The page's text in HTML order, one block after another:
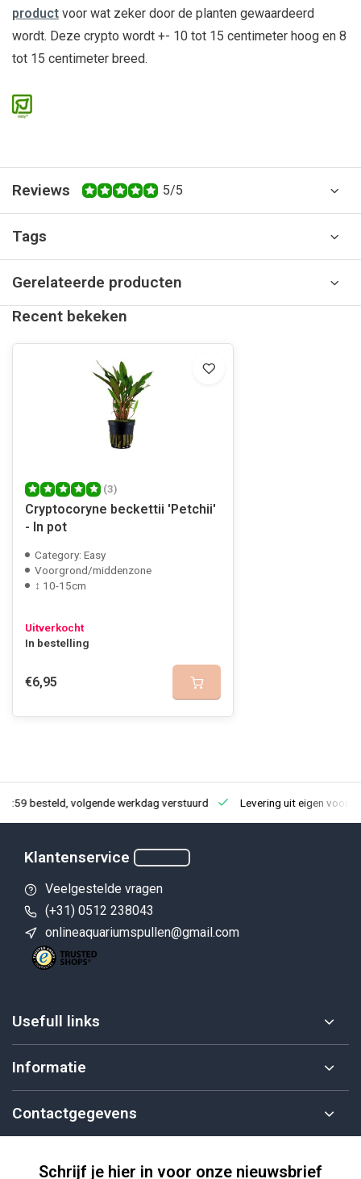
product voor wat zeker door de planten gewaardeerd
wordt. Deze crypto wordt +- 10 tot 15 centimeter hoog en 8
tot 15 centimeter breed.
Reviews 5/5
Tags
Gerelateerde producten
Recent bekeken
(3)
Cryptocoryne beckettii 'Petchii'
- In pot
Category: Easy
Voorgrond/middenzone
↕ 10-15cm
Uitverkocht
In bestelling
€6,95
besteld, volgende werkdag verstuurd Levering uit eigen
Klantenservice
Veelgestelde vragen
(+31) 0512 238043
onlineaquariumspullen@gmail.com
Usefull links
Informatie
Contactgegevens
Schrijf je hier in voor onze nieuwsbrief